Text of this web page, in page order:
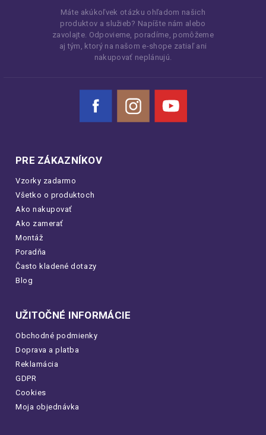
Máte akúkoľvek otázku ohľadom našich
produktov a služieb? Napíšte nám alebo
zavolajte. Odpovieme, poradíme, pomôžeme
aj tým, ktorý na našom e-shope zatiaľ ani
nakupovať neplánujú.
Facebook Instagram YouTube
PRE ZÁKAZNÍKOV
Vzorky zadarmo
Všetko o produktoch
Ako nakupovať
Ako zamerať
Montáž
Poradňa
Často kladené dotazy
Blog
UŽITOČNÉ INFORMÁCIE
Obchodné podmienky
Doprava a platba
Reklamácia
GDPR
Cookies
Moja objednávka